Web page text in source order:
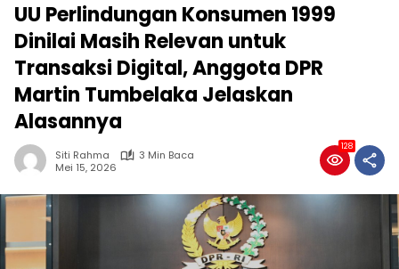
UU Perlindungan Konsumen 1999
Dinilai Masih Relevan untuk
Transaksi Digital, Anggota DPR
Martin Tumbelaka Jelaskan
Alasannya
Siti Rahma
3 Min Baca
Mei 15, 2026
128